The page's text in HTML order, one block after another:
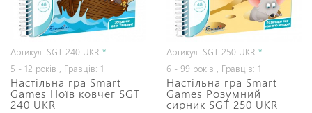
Артикул: SGT 240 UKR *
5 - 12 років , Гравців: 1
Настільна гра Smart
Games Ноїв ковчег SGT
240 UKR
Артикул: SGT 250 UKR *
6 - 99 років , Гравців: 1
Настільна гра Smart
Games Розумний
сирник SGT 250 UKR